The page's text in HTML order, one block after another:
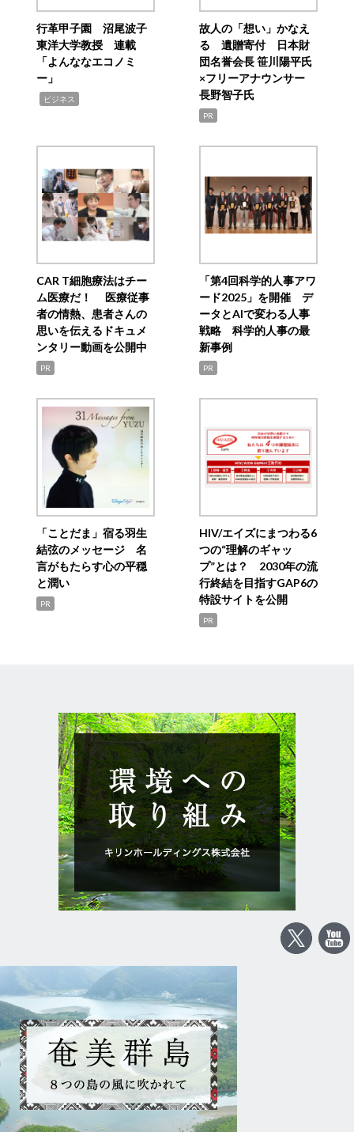
行革甲子園 沼尾波子
東洋大学教授 連載
「よんななエコノミ
ー」
ビジネス
故人の「想い」かなえ
る 遺贈寄付 日本財
団名誉会長 笹川陽平氏
×フリーアナウンサー
長野智子氏
PR
CAR T細胞療法はチー
ム医療だ！ 医療従事
者の情熱、患者さんの
思いを伝えるドキュメ
ンタリー動画を公開中
PR
「第4回科学的人事アワ
ード2025」を開催 デ
ータとAIで変わる人事
戦略 科学的人事の最
新事例
PR
「ことだま」宿る羽生
結弦のメッセージ 名
言がもたらす心の平穏
と潤い
PR
HIV/エイズにまつわる6
つの“理解のギャッ
プ”とは？ 2030年の流
行終結を目指すGAP6の
特設サイトを公開
PR